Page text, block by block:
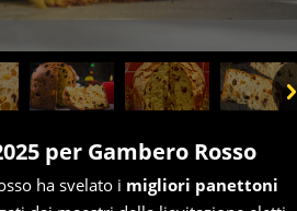
per Gambero Rosso
ha svelato i migliori panettoni